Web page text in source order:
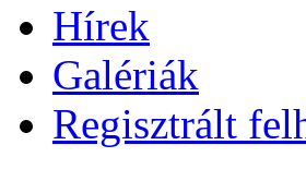
Hírek
Galériák
Regisztrált